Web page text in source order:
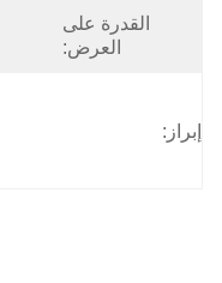
القدرة على
العرض:
إبراز: